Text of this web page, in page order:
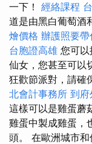
一下！ 經絡課程
道是由黑白葡萄酒
燴價格 辦護照要帶
台胞證高雄 您可
仙女，您甚至可以
狂歡節派對，請確
北會計事務所 到府
這樣可以是雞蛋蘑
雞蛋中製成雞蛋，
頭。 在歐洲城市